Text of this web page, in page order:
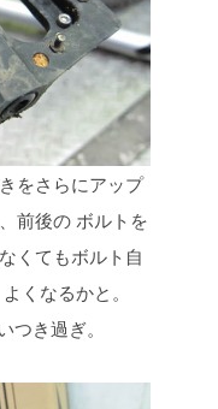
をさらにアップ
前後のボルトを
くてもボルト自
よくなるかと。
き過ぎ。